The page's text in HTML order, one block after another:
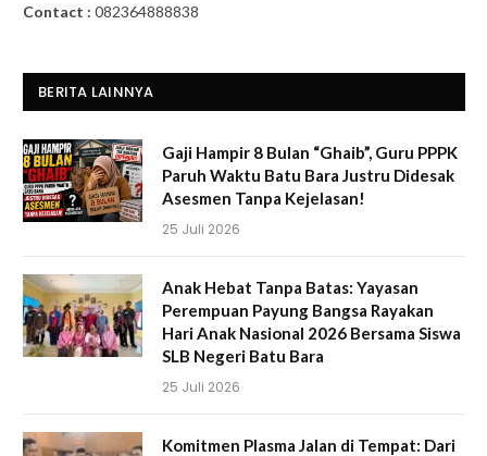
Contact : 082364888838
BERITA LAINNYA
Gaji Hampir 8 Bulan “Ghaib”, Guru PPPK
Paruh Waktu Batu Bara Justru Didesak
Asesmen Tanpa Kejelasan!
25 Juli 2026
Anak Hebat Tanpa Batas: Yayasan
Perempuan Payung Bangsa Rayakan
Hari Anak Nasional 2026 Bersama Siswa
SLB Negeri Batu Bara
25 Juli 2026
Komitmen Plasma Jalan di Tempat: Dari